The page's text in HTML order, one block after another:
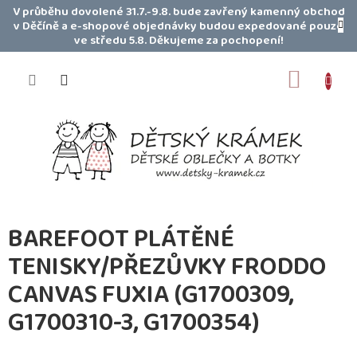
PřejítV průběhu dovolené 31.7.-9.8. bude zavřený kamenný obchod
v Děčíně a e-shopové objednávky budou expedované pouze
ve středu 5.8. Děkujeme za pochopení!
BAREFOOT PLÁTĚNÉ
TENISKY/PŘEZŮVKY FRODDO
CANVAS FUXIA (G1700309,
G1700310-3, G1700354)